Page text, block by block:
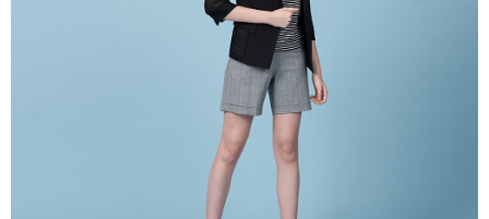
４．使用「AFTEE先享後付」時，將依據個別帳號之用戶狀況，依本公司即
時審查核予不同之上限額度；若仍有額度不足之情形，本公司將視審查結果
５．嚴禁一人註冊多個帳號或使用他人資訊註冊。若發現惡意使用之情形，
恩沛科技股份有限公司將有權停止該用戶之使用額度並採取法律行動。